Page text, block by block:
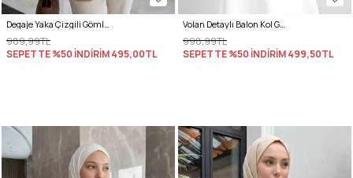
Degaje Yaka Çizgili Gömlek Y0121 - MAT HAKİ
989,99TL
SEPETTE %50 İNDİRİM495,00TL
Volan Detaylı Balon Kol Gömlek Y0095 - LACİVERT
998,99TL
SEPETTE %50 İNDİRİM499,50TL